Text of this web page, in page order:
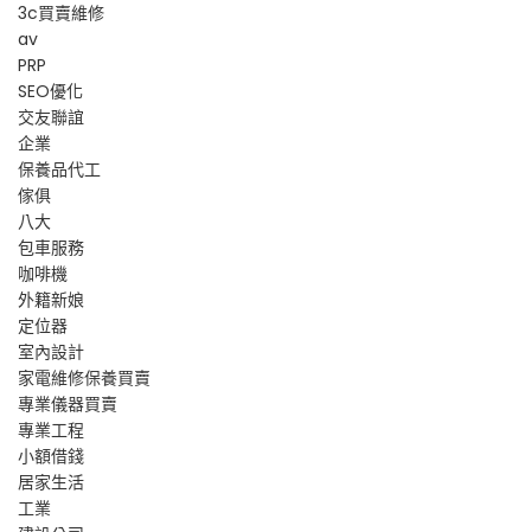
3c買賣維修
av
PRP
SEO優化
交友聯誼
企業
保養品代工
傢俱
八大
包車服務
咖啡機
外籍新娘
定位器
室內設計
家電維修保養買賣
專業儀器買賣
專業工程
小額借錢
居家生活
工業